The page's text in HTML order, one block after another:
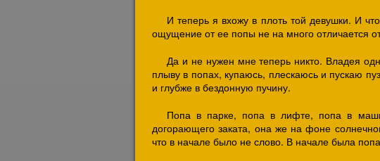
И теперь я вхожу в плоть той девушки. И
ощущение от ее попы не на много отличается
Да и не нужен мне теперь никто. Владея
плыву в попах, купаюсь, плескаюсь и пускаю
и глубже в бездонную пучину.
Попа в парке, попа в лифте, попа в
догорающего заката, она же на фоне
что в начале было не слово. В начале была